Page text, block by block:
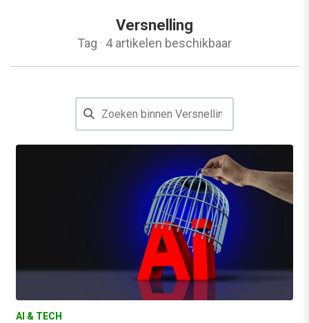
Versnelling
Tag · 4 artikelen beschikbaar
AI & TECH